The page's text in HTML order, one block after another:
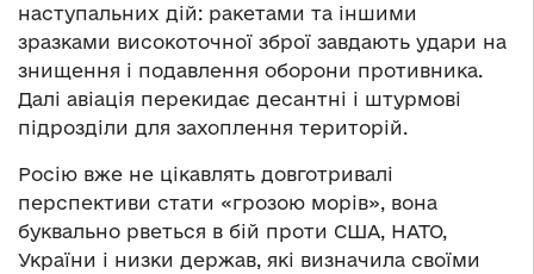
наступальних дій: ракетами та іншими
зразками високоточної зброї завдають удари на
знищення і подавлення оборони противника.
Далі авіація перекидає десантні і штурмові
підрозділи для захоплення територій.
Росію вже не цікавлять довготривалі
перспективи стати «грозою морів», вона
буквально рветься в бій проти США, НАТО,
України і низки держав, які визначила своїми